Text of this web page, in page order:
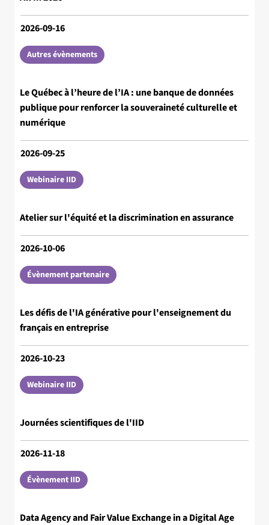
2026-09-16
Autres évènements
2026-09-25
Webinaire IID
Le Québec à l’heure de l’IA : une banque de données
publique pour renforcer la souveraineté culturelle et
numérique
2026-10-06
Évènement partenaire
Atelier sur l'équité et la discrimination en assurance
2026-10-23
Webinaire IID
Les défis de l'IA générative pour l'enseignement du
français en entreprise
2026-11-18
Évènement IID
Journées scientifiques de l'IID
Data Agency and Fair Value Exchange in a Digital Age